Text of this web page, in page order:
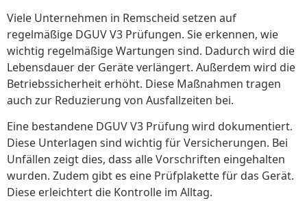
Viele Unternehmen in Remscheid setzen auf
regelmäßige DGUV V3 Prüfungen. Sie erkennen, wie
wichtig regelmäßige Wartungen sind. Dadurch wird die
Lebensdauer der Geräte verlängert. Außerdem wird die
Betriebssicherheit erhöht. Diese Maßnahmen tragen
auch zur Reduzierung von Ausfallzeiten bei.
Eine bestandene DGUV V3 Prüfung wird dokumentiert.
Diese Unterlagen sind wichtig für Versicherungen. Bei
Unfällen zeigt dies, dass alle Vorschriften eingehalten
wurden. Zudem gibt es eine Prüfplakette für das Gerät.
Diese erleichtert die Kontrolle im Alltag.